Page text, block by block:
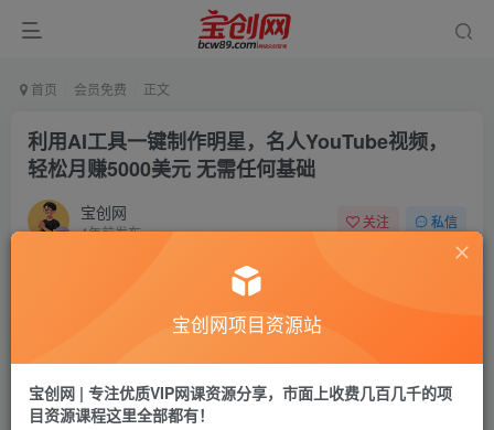
首页 会员免费 正文
利用AI工具一键制作明星，名人YouTube视频，
轻松月赚5000美元 无需任何基础
宝创网
4年前发布
关注 私信
宝币9.9 宝币 19.9
宝创网项目资源站
宝创网 | 专注优质VIP网课资源分享，市面上收费几百几千的项
目资源课程这里全部都有！